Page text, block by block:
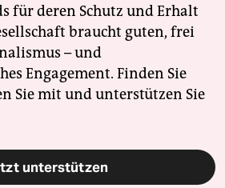
für deren Schutz und Erhalt
braucht guten, frei
– und
Engagement. Finden Sie
Sie mit und unterstützen Sie
unterstützen